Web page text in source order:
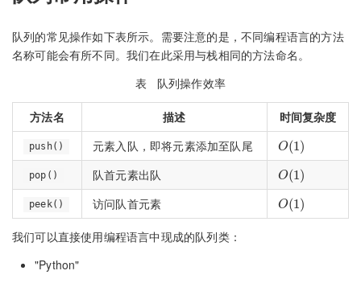
队列的常见操作如下表所示。需要注意的是，不同编程语言的方法
名称可能会有所不同。我们在此采用与栈相同的方法命名。
表
队列操作效率
方法名 描述 时间复杂度
push() 元素入队，即将元素添加至队尾 O(1)
pop() 队首元素出队 O(1)
peek() 访问队首元素 O(1)
我们可以直接使用编程语言中现成的队列类：
"Python"